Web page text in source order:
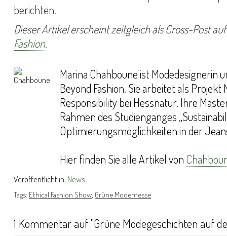
berichten.
Dieser Artikel erscheint zeitgleich als Cross-Post
Fashion.
Marina Chahboune ist Modedesignerin
Beyond Fashion. Sie arbeitet als
Responsibility bei Hessnatur. Ihre
Rahmen des Studienganges
Optimierungsmöglichkeiten in der
Hier finden Sie alle Artikel von
Veröffentlicht in:News
Tags: Ethical Fashion Show, Grüne Modemesse
1 Kommentar auf "Grüne Modegeschichten auf